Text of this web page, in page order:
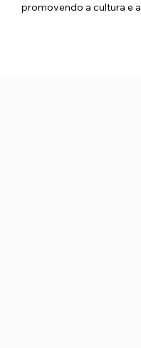
promovendo a cultura e a